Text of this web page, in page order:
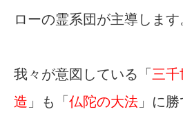
ローの霊系団が主導します
我々が意図している「 三千
造 」も「 仏陀の大法 」に